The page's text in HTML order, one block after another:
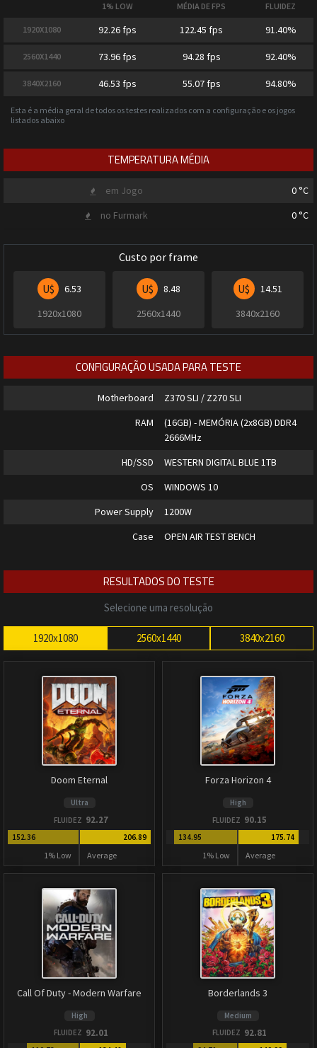
1% LOW MÉDIA DE FPS FLUIDEZ
1920X1080 92.26 fps 122.45 fps 91.40%
2560X1440 73.96 fps 94.28 fps 92.40%
3840X2160 46.53 fps 55.07 fps 94.80%
Esta é a média geral de todos os testes realizados com a configuração e os jogos
listados abaixo
TEMPERATURA MÉDIA
em Jogo 0 °C
no Furmark
0 °C
Custo por frame
U$
6.53
1920x1080
U$
8.48
2560x1440
U$
14.51
3840x2160
CONFIGURAÇÃO USADA PARA TESTE
Motherboard
Z370 SLI / Z270 SLI
RAM
(16GB) - MEMÓRIA (2x8GB) DDR4
2666MHz
HD/SSD
WESTERN DIGITAL BLUE 1TB
OS
WINDOWS 10
Power Supply
1200W
Case
OPEN AIR TEST BENCH
RESULTADOS DO TESTE
Selecione uma resolução
1920x1080 2560x1440 3840x2160
Doom Eternal
Ultra
FLUIDEZ 92.27
152.36
1% Low
206.89
Average
Forza Horizon 4
High
FLUIDEZ 90.15
134.95
1% Low
175.74
Average
Call Of Duty - Modern Warfare
High
FLUIDEZ 92.01
Borderlands 3
Medium
FLUIDEZ 92.81